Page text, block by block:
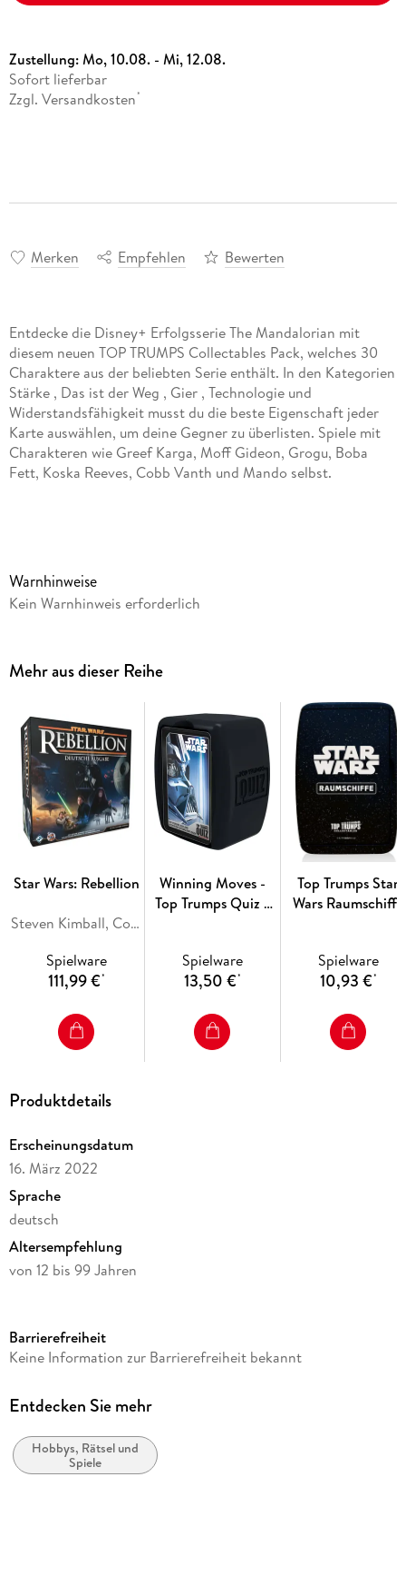
Zustellung:Mo, 10.08. - Mi, 12.08.
Sofort lieferbar
Zzgl. Versandkosten *
Merken Empfehlen Bewerten
Entdecke die Disney+ Erfolgsserie The Mandalorian mit
diesem neuen TOP TRUMPS Collectables Pack, welches 30
Charaktere aus der beliebten Serie enthält. In den Kategorien
Stärke , Das ist der Weg , Gier , Technologie und
Widerstandsfähigkeit musst du die beste Eigenschaft jeder
Karte auswählen, um deine Gegner zu überlisten. Spiele mit
Charakteren wie Greef Karga, Moff Gideon, Grogu, Boba
Fett, Koska Reeves, Cobb Vanth und Mando selbst.
Spielprinzip gleich bleibt, grenzen sich die neuen Editionen
ganz klar von den TOP TRUMPS ab. Zum einen dank ihres
eleganten Premium-Designs im neuen edlen Case, das nicht
aufgrund ihrer erwachsenen Themen, die nicht nur
können. In dem Kartenspiel können erwachsene Fans und
Sammler ihre Lieblingscharaktere aus bekannten Filmen und
Serien gegeneinander antreten lassen. Durch die
Hintergrundinformationen auf jeder Karte können die Spieler
außerdem ihr Fanwissen erweitern.
Warnhinweise
Kein Warnhinweis erforderlich
Mehr aus dieser Reihe
Star Wars: Rebellion
Steven Kimball, Cory Konieczka, Scott Kimball, Corey Konieczka
Spielware
111,99 €*
Winning Moves -
Top Trumps Quiz -
Spielware
13,50 €*
Top Trumps Star
Wars Raumschiffe
Spielware
10,93 €*
Produktdetails
Erscheinungsdatum
16. März 2022
Sprache
deutsch
Altersempfehlung
von 12 bis 99 Jahren
Verlag/Hersteller
Produktart
Spieldauer
beliebig
Barrierefreiheit
Keine Information zur Barrierefreiheit bekannt
Entdecken Sie mehr
Hobbys, Rätsel und
Spiele